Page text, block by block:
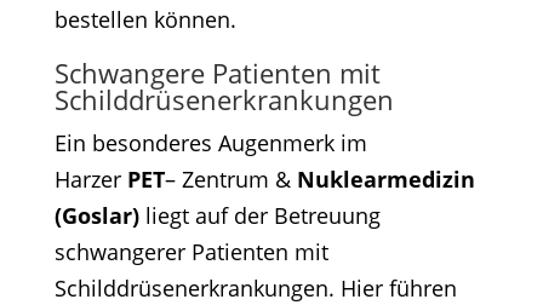
bestellen können.
Schwangere Patienten mit
Schilddrüsenerkrankungen
Ein besonderes Augenmerk im
Harzer PET– Zentrum & Nuklearmedizin
(Goslar) liegt auf der Betreuung
schwangerer Patienten mit
Schilddrüsenerkrankungen. Hier führen